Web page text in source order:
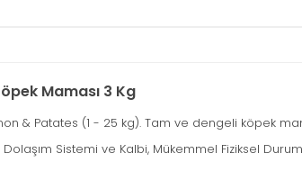
Maması 3 Kg
& Patates (1 - 25 kg). Tam ve dengeli köpek
Sistemi ve Kalbi, Mükemmel Fiziksel